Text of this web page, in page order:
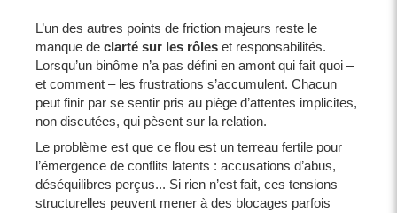
L’un des autres points de friction majeurs reste le
manque de clarté sur les rôles et responsabilités.
Lorsqu’un binôme n’a pas défini en amont qui fait quoi –
et comment – les frustrations s’accumulent. Chacun
peut finir par se sentir pris au piège d’attentes implicites,
non discutées, qui pèsent sur la relation.
Le problème est que ce flou est un terreau fertile pour
l’émergence de conflits latents : accusations d’abus,
déséquilibres perçus... Si rien n’est fait, ces tensions
structurelles peuvent mener à des blocages parfois